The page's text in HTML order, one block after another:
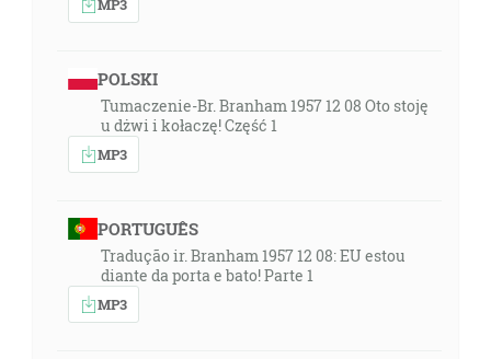
POLSKI
Tumaczenie-Br. Branham 1957 12 08 Oto stoję
u dżwi i kołaczę! Część 1
MP3
PORTUGUÊS
Tradução ir. Branham 1957 12 08: EU estou
diante da porta e bato! Parte 1
MP3